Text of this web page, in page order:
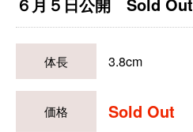
６月５日公開 Sold Out
体長 3.8cm
価格 Sold Out